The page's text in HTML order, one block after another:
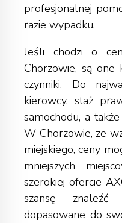
profesjonalnej
razie wypadku.
Jeśli chodzi o
Chorzowie, są one
czynniki. Do
kierowcy, staż
samochodu, a
W Chorzowie, ze
miejskiego, ceny
mniejszych
szerokiej ofercie
szansę znaleźć
dopasowane do